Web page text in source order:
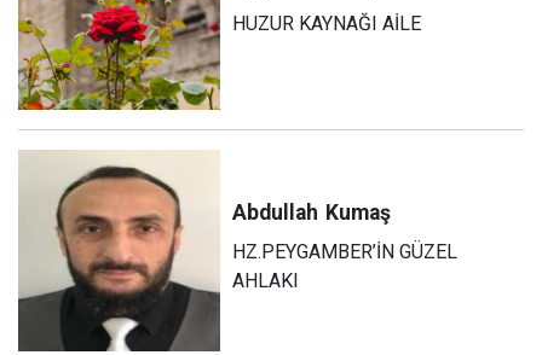
HUZUR KAYNAĞI AİLE
Abdullah Kumaş
HZ.PEYGAMBER’İN GÜZEL
AHLAKI